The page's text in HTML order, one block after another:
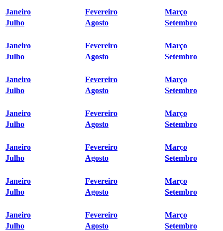
Janeiro Fevereiro
Março
Julho
Agosto Setembro
Janeiro Fevereiro
Março
Julho
Agosto Setembro
Janeiro Fevereiro
Março
Julho
Agosto Setembro
Janeiro Fevereiro
Março
Julho
Agosto Setembro
Janeiro Fevereiro
Março
Julho
Agosto Setembro
Janeiro Fevereiro
Março
Julho
Agosto Setembro
Janeiro Fevereiro
Março
Julho
Agosto Setembro